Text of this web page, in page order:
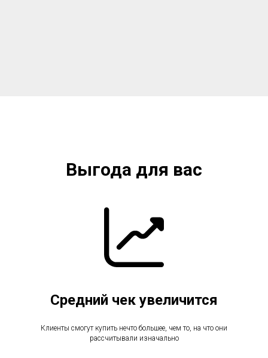
Выгода для вас
Средний чек увеличится
Клиенты смогут купить нечто большее, чем то, на что они
рассчитывали изначально